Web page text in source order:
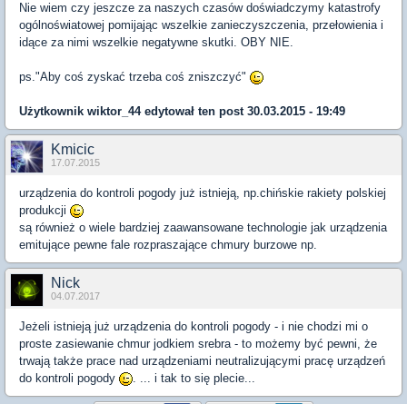
Nie wiem czy jeszcze za naszych czasów doświadczymy katastrofy
ogólnoświatowej pomijając wszelkie zanieczyszczenia, przełowienia i
idące za nimi wszelkie negatywne skutki. OBY NIE.
ps."Aby coś zyskać trzeba coś zniszczyć"
Użytkownik wiktor_44edytował ten post 30.03.2015 - 19:49
Kmicic
17.07.2015
urządzenia do kontroli pogody już istnieją, np.chińskie rakiety polskiej
produkcji
są również o wiele bardziej zaawansowane technologie jak urządzenia
emitujące pewne fale rozpraszające chmury burzowe np.
Nick
04.07.2017
Jeżeli istnieją już urządzenia do kontroli pogody - i nie chodzi mi o
proste zasiewanie chmur jodkiem srebra - to możemy być pewni, że
trwają także prace nad urządzeniami neutralizującymi pracę urządzeń
do kontroli pogody
. ... i tak to się plecie...